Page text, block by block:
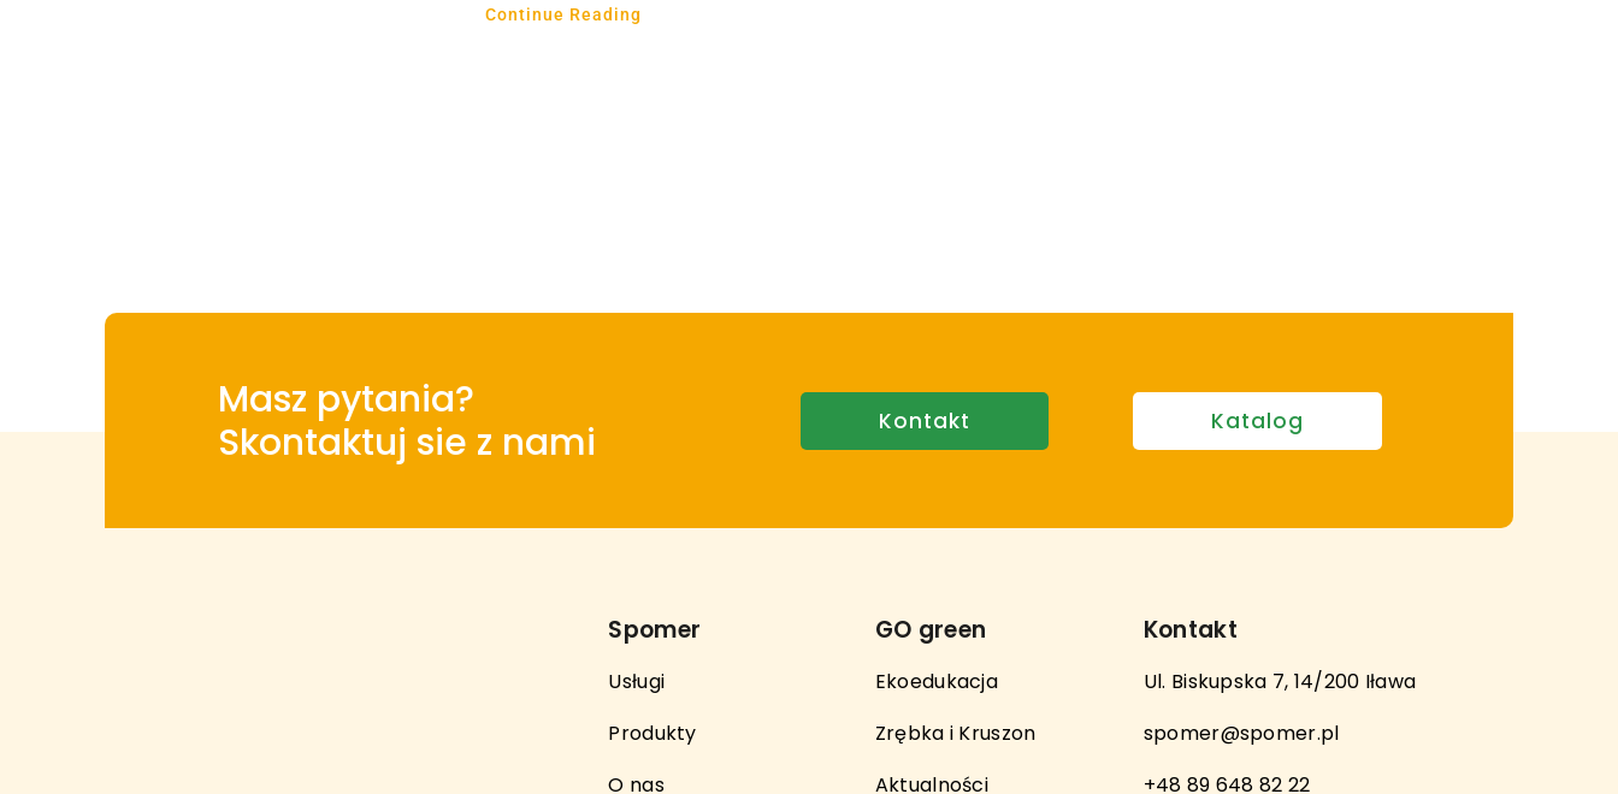
Continue Reading
Masz pytania?
Skontaktuj sie z nami
Kontakt Katalog
Spomer
Usługi
Produkty
O nas
GO green
Ekoedukacja
Zrębka i Kruszon
Aktualności
Kontakt
Ul. Biskupska 7, 14/200 Iława
spomer@spomer.pl
+48 89 648 82 22